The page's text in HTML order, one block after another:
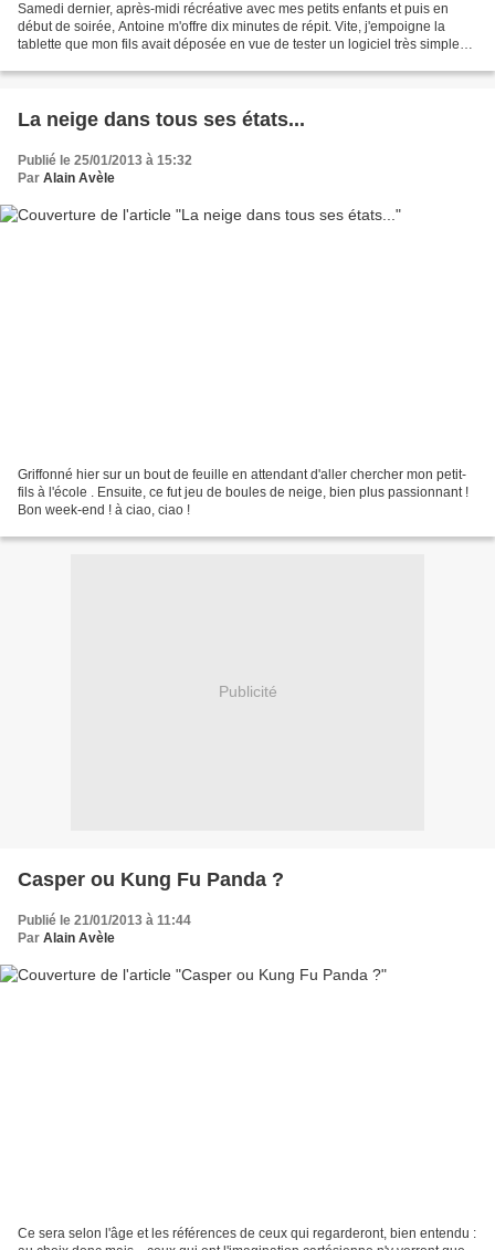
Samedi dernier, après-midi récréative avec mes petits enfants et puis en
début de soirée, Antoine m'offre dix minutes de répit. Vite, j'empoigne la
tablette que mon fils avait déposée en vue de tester un logiciel très simple
La neige dans tous ses états...
Publié le 25/01/2013 à 15:32
Par Alain Avèle
Griffonné hier sur un bout de feuille en attendant d'aller chercher mon petit-
fils à l'école . Ensuite, ce fut jeu de boules de neige, bien plus passionnant !
Bon week-end ! à ciao, ciao !
Publicité
Casper ou Kung Fu Panda ?
Publié le 21/01/2013 à 11:44
Par Alain Avèle
Ce sera selon l'âge et les références de ceux qui regarderont, bien entendu :